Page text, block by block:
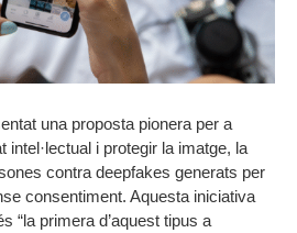
una proposta pionera per a
intel·lectual i protegir la imatge, la
contra deepfakes generats per
consentiment. Aquesta iniciativa
primera d’aquest tipus a